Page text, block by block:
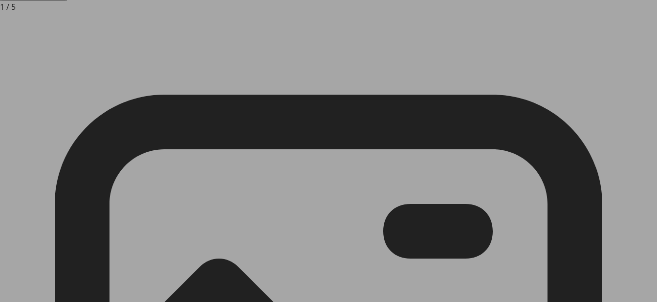
1 / 5